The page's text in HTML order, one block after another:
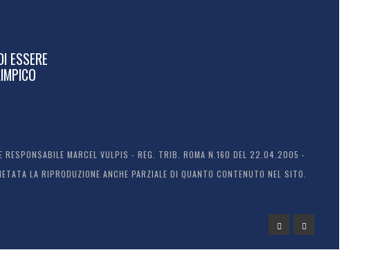
ESSERE
RESPONSABILE MARCEL VULPIS - REG. TRIB. ROMA N.160 DEL 22.04.2005 -
LA RIPRODUZIONE ANCHE PARZIALE DI QUANTO CONTENUTO NEL SITO.